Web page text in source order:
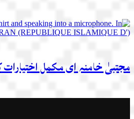
مجتبیٰ خامنہ ای مکمل اختیارات